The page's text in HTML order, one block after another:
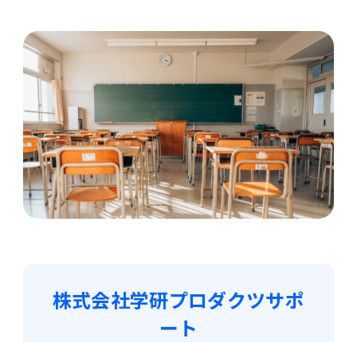
債務管理
手形管理
固定資産管理
経費
CO₂排出量算定
人事・給与 PROACTIVE People
販売管理 PROACTIVE Sales
生産管理 PROACTIVE Production
業界特化型オファリング
PROACTIVE Electrical Machinery
よくあるご質問
コラム
特集記事
ニュース・トピックス
株式会社学研プロダクツサポ
ート